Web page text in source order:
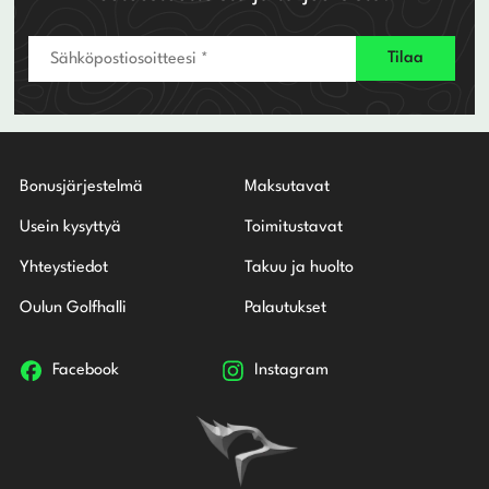
Bonusjärjestelmä
Usein kysyttyä
Yhteystiedot
Oulun Golfhalli
Maksutavat
Toimitustavat
Takuu ja huolto
Palautukset
Facebook Instagram